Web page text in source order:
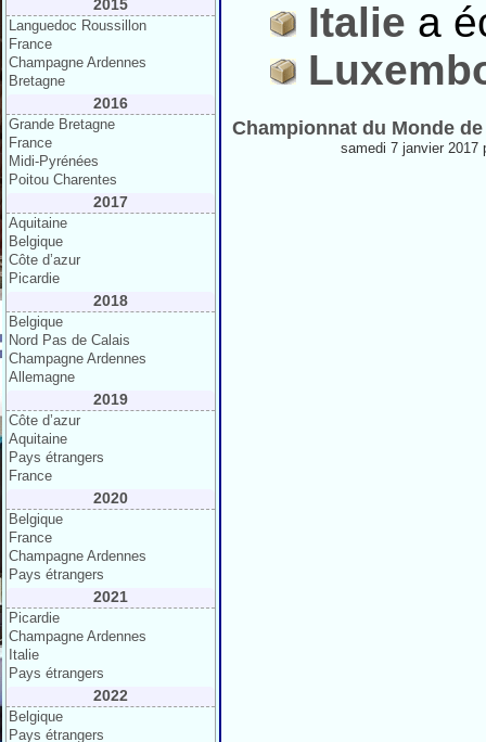
2015
Languedoc Roussillon
France
Champagne Ardennes
Bretagne
2016
Grande Bretagne
France
Midi-Pyrénées
Poitou Charentes
2017
Aquitaine
Belgique
Côte d’azur
Picardie
2018
Belgique
Nord Pas de Calais
Champagne Ardennes
Allemagne
2019
Côte d’azur
Aquitaine
Pays étrangers
France
2020
Belgique
France
Champagne Ardennes
Pays étrangers
2021
Picardie
Champagne Ardennes
Italie
Pays étrangers
2022
Belgique
Pays étrangers
Italie a
Championnat du Monde de
samedi 7 janvier 2017